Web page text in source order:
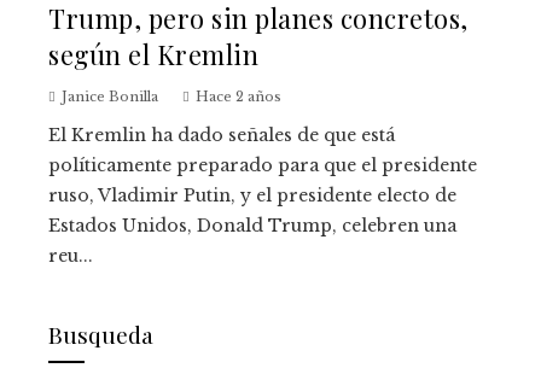
Trump, pero sin planes concretos,
según el Kremlin
Janice Bonilla Hace 2 años
El Kremlin ha dado señales de que está
políticamente preparado para que el presidente
ruso, Vladimir Putin, y el presidente electo de
Estados Unidos, Donald Trump, celebren una
reu...
Busqueda